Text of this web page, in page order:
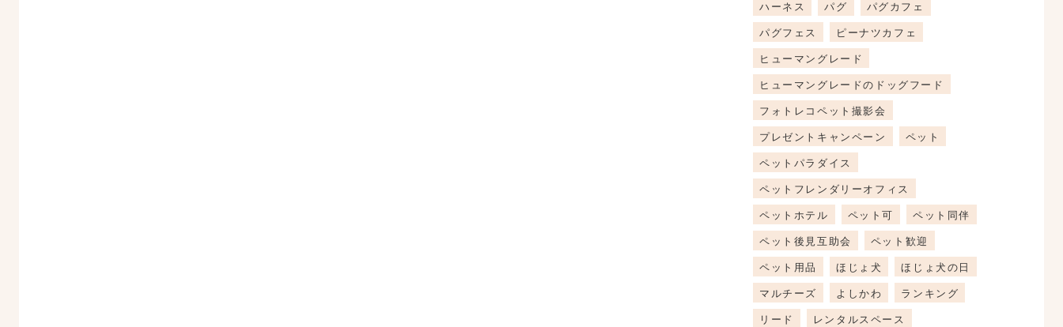
ハーネス
パグ
パグカフェ
パグフェス
ピーナツカフェ
ヒューマングレード
ヒューマングレードのドッグフード
フォトレコペット撮影会
プレゼントキャンペーン
ペット
ペットパラダイス
ペットフレンダリーオフィス
ペットホテル
ペット可
ペット同伴
ペット後見互助会
ペット歓迎
ペット用品
ほじょ犬
ほじょ犬の日
マルチーズ
よしかわ
ランキング
リード
レンタルスペース